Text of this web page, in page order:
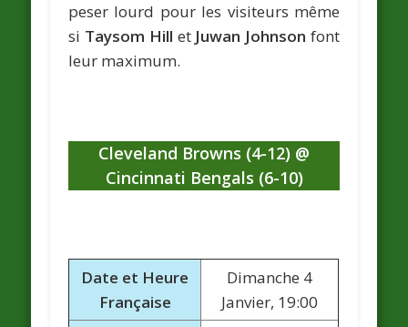
peser lourd pour les visiteurs même
si Taysom Hill et Juwan Johnson font
leur maximum.
Cleveland Browns (4-12) @
Cincinnati Bengals (6-10)
Date et Heure
Française
Dimanche 4
Janvier, 19:00